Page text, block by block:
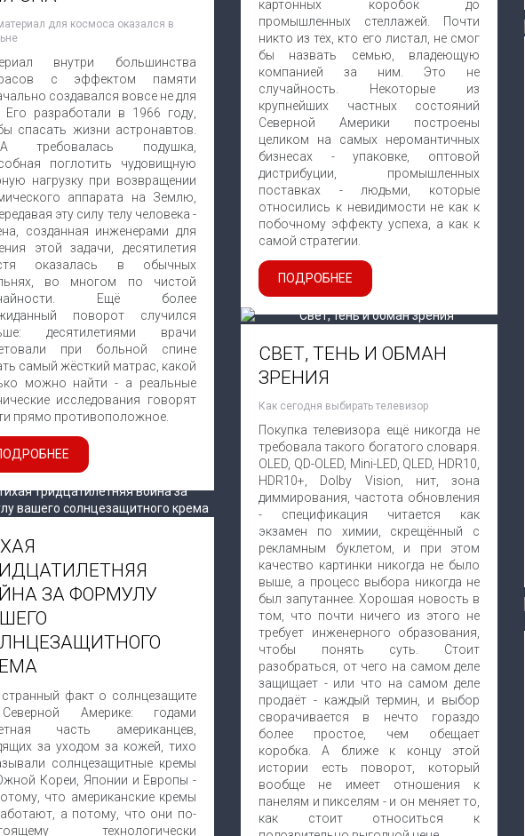
картонных коробок до
промышленных стеллажей. Почти
никто из тех, кто его листал, не смог
бы назвать семью, владеющую
компанией за ним. Это не
случайность. Некоторые из
крупнейших частных состояний
Северной Америки построены
целиком на самых неромантичных
бизнесах - упаковке, оптовой
дистрибуции, промышленных
поставках - людьми, которые
относились к невидимости не как к
побочному эффекту успеха, а как к
самой стратегии.
ПОДРОБНЕЕ
для космоса оказался в
внутри большинства
с эффектом памяти
создавался вовсе не для
Его разработали в 1966 году,
спасать жизни астронавтов.
требовалась подушка,
поглотить чудовищную
нагрузку при возвращении
аппарата на Землю,
эту силу телу человека -
созданная инженерами для
этой задачи, десятилетия
оказалась в обычных
во многом по чистой
Ещё более
поворот случился
десятилетиями врачи
при больной спине
самый жёсткий матрас, какой
можно найти - а реальные
исследования говорят
прямо противоположное.
СВЕТ, ТЕНЬ И ОБМАН
ЗРЕНИЯ
Как сегодня выбирать телевизор
Покупка телевизора ещё никогда не
требовала такого богатого словаря.
OLED, QD-OLED, Mini-LED, QLED, HDR10,
HDR10+, Dolby Vision, нит, зона
диммирования, частота обновления
- спецификация читается как
экзамен по химии, скрещённый с
рекламным буклетом, и при этом
качество картинки никогда не было
выше, а процесс выбора никогда не
был запутаннее. Хорошая новость в
том, что почти ничего из этого не
требует инженерного образования,
чтобы понять суть. Стоит
разобраться, от чего на самом деле
защищает - или что на самом деле
продаёт - каждый термин, и выбор
сворачивается в нечто гораздо
более простое, чем обещает
коробка. А ближе к концу этой
истории есть поворот, который
вообще не имеет отношения к
панелям и пикселям - и он меняет то,
как стоит относиться к
ЗА ФОРМУЛУ
факт о солнцезащите
Америке: годами
часть американцев,
за уходом за кожей, тихо
солнцезащитные кремы
Кореи, Японии и Европы -
что американские кремы
а потому, что они по-
технологически